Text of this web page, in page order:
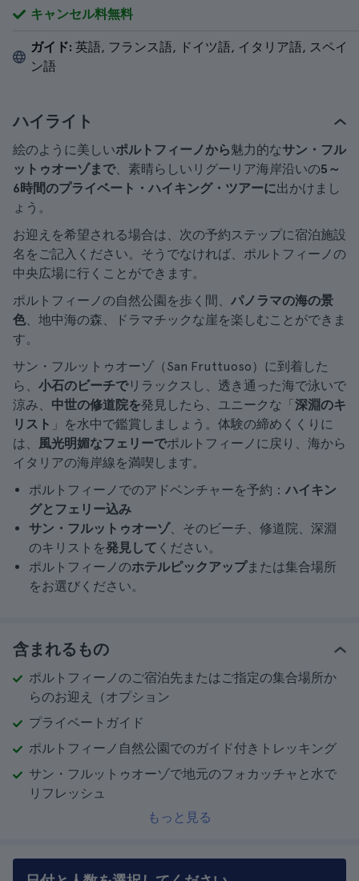
キャンセル料無料
ガイド: 英語, フランス語, ドイツ語, イタリア語, スペイ
ン語
ハイライト
絵のように美しいポルトフィーノから魅力的なサン・フル
ットゥオーゾまで、素晴らしいリグーリア海岸沿いの5～
6時間のプライベート・ハイキング・ツアーに出かけまし
ょう。
お迎えを希望される場合は、次の予約ステップに宿泊施設
名をご記入ください。そうでなければ、ポルトフィーノの
中央広場に行くことができます。
ポルトフィーノの自然公園を歩く間、 パノラマの海の景
色、地中海の森、ドラマチックな崖を楽しむことができま
す。
サン・フルットゥオーゾ（San Fruttuoso）に到着した
ら、 小石のビーチでリラックスし、透き通った海で泳いで
涼み、 中世の修道院を発見したら、ユニークな「深淵のキ
リスト 」を水中で鑑賞しましょう。体験の締めくくりに
は、 風光明媚なフェリーでポルトフィーノに戻り、海から
イタリアの海岸線を満喫します。
ポルトフィーノでのアドベンチャーを予約： ハイキン
グとフェリー込み
サン・フルットゥオーゾ、そのビーチ、修道院、深淵
のキリストを発見して ください。
ポルトフィーノのホテルピックアップまたは集合場所
をお選びください。
含まれるもの
ポルトフィーノのご宿泊先またはご指定の集合場所か
らのお迎え（オプション
プライベートガイド
ポルトフィーノ自然公園でのガイド付きトレッキング
サン・フルットゥオーゾで地元のフォカッチャと水で
リフレッシュ
もっと見る